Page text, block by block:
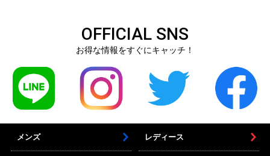
OFFICIAL SNS
お得な情報をすぐにキャッチ！
メンズ レディース